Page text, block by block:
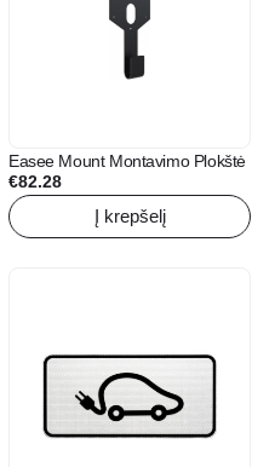
Easee Mount Montavimo Plokštė
€82.28
Į krepšelį